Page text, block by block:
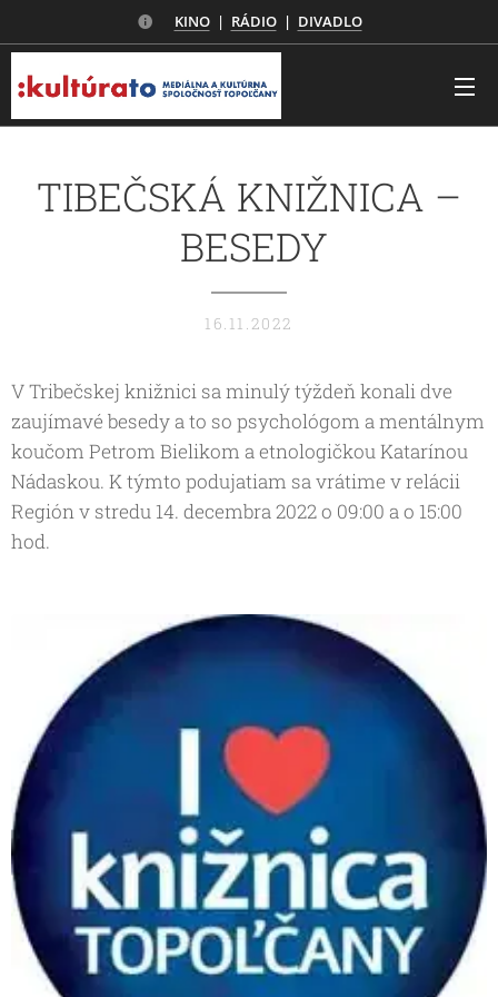
KINO| RÁDIO| DIVADLO
TIBEČSKÁ KNIŽNICA –
BESEDY
16.11.2022
V Tribečskej knižnici sa minulý týždeň konali dve
zaujímavé besedy a to so psychológom a mentálnym
koučom Petrom Bielikom a etnologičkou Katarínou
Nádaskou. K týmto podujatiam sa vrátime v relácii
Región v stredu 14. decembra 2022 o 09:00 a o 15:00
hod.